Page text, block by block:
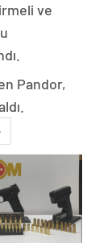
ve
Pandor,